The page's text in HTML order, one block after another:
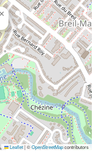
×
Leaflet|©OpenStreetMapcontributors